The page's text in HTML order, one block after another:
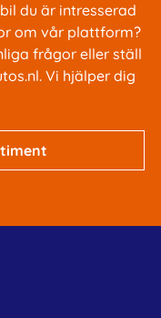
du är intresserad
om vår plattform?
frågoreller ställ
. Vi hjälper dig